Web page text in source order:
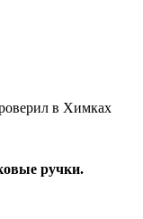
в Химках
ручки.